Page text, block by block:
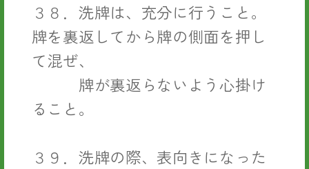
３８．洗牌は、充分に行うこと。
牌を裏返してから牌の側面を押し
て混ぜ、
牌が裏返らないよう心掛け
ること。
３９．洗牌の際、表向きになった